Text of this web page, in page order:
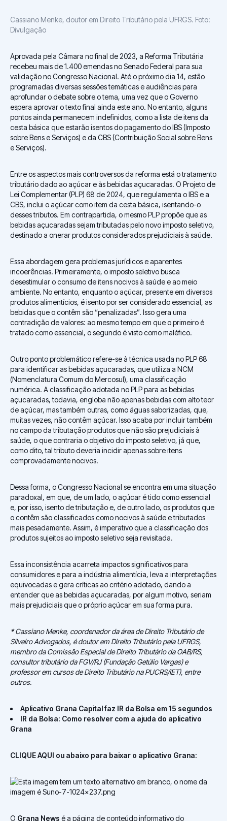
Cassiano Menke, doutor em Direito Tributário pela UFRGS. Foto:
Divulgação
Aprovada pela Câmara no final de 2023, a Reforma Tributária
recebeu mais de 1.400 emendas no Senado Federal para sua
validação no Congresso Nacional. Até o próximo dia 14, estão
programadas diversas sessões temáticas e audiências para
aprofundar o debate sobre o tema, uma vez que o Governo
espera aprovar o texto final ainda este ano. No entanto, alguns
pontos ainda permanecem indefinidos, como a lista de itens da
cesta básica que estarão isentos do pagamento do IBS (Imposto
sobre Bens e Serviços) e da CBS (Contribuição Social sobre Bens
e Serviços).
Entre os aspectos mais controversos da reforma está o tratamento
tributário dado ao açúcar e às bebidas açucaradas. O Projeto de
Lei Complementar (PLP) 68 de 2024, que regulamenta o IBS e a
CBS, inclui o açúcar como item da cesta básica, isentando-o
desses tributos. Em contrapartida, o mesmo PLP propõe que as
bebidas açucaradas sejam tributadas pelo novo imposto seletivo,
destinado a onerar produtos considerados prejudiciais à saúde.
Essa abordagem gera problemas jurídicos e aparentes
incoerências. Primeiramente, o imposto seletivo busca
desestimular o consumo de itens nocivos à saúde e ao meio
ambiente. No entanto, enquanto o açúcar, presente em diversos
produtos alimentícios, é isento por ser considerado essencial, as
bebidas que o contêm são “penalizadas”. Isso gera uma
contradição de valores: ao mesmo tempo em que o primeiro é
tratado como essencial, o segundo é visto como maléfico.
Outro ponto problemático refere-se à técnica usada no PLP 68
para identificar as bebidas açucaradas, que utiliza a NCM
(Nomenclatura Comum do Mercosul), uma classificação
numérica. A classificação adotada no PLP para as bebidas
açucaradas, todavia, engloba não apenas bebidas com alto teor
de açúcar, mas também outras, como águas saborizadas, que,
muitas vezes, não contêm açúcar. Isso acaba por incluir também
no campo da tributação produtos que não são prejudiciais à
saúde, o que contraria o objetivo do imposto seletivo, já que,
como dito, tal tributo deveria incidir apenas sobre itens
comprovadamente nocivos.
Dessa forma, o Congresso Nacional se encontra em uma situação
paradoxal, em que, de um lado, o açúcar é tido como essencial
e, por isso, isento de tributação e, de outro lado, os produtos que
o contêm são classificados como nocivos à saúde e tributados
mais pesadamente. Assim, é imperativo que a classificação dos
produtos sujeitos ao imposto seletivo seja revisitada.
Essa inconsistência acarreta impactos significativos para
consumidores e para a indústria alimentícia, leva a interpretações
equivocadas e gera críticas ao critério adotado, dando a
entender que as bebidas açucaradas, por algum motivo, seriam
mais prejudiciais que o próprio açúcar em sua forma pura.
*Cassiano Menke, coordenador da área de Direito Tributário de
Silveiro Advogados, é doutor em Direito Tributário pela UFRGS,
membro da Comissão Especial de Direito Tributário da OAB/RS,
consultor tributário da FGV/RJ (Fundação Getúlio Vargas) e
professor em cursos de Direito Tributário na PUCRS/IET), entre
outros.
Aplicativo Grana Capital faz IR da Bolsa em 15 segundos
IR da Bolsa: Como resolver com a ajuda do aplicativo
Grana
CLIQUE AQUI ou abaixo para baixar o aplicativo Grana:
O Grana News é a página de conteúdo informativo do